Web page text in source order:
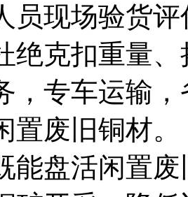
员现场验货
绝克扣重量
，专车运输
置废旧铜材。
能盘活闲置